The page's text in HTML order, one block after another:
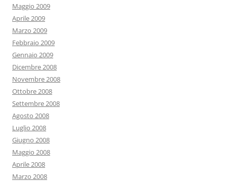
Maggio 2009
Aprile 2009
Marzo 2009
Febbraio 2009
Gennaio 2009
Dicembre 2008
Novembre 2008
Ottobre 2008
Settembre 2008
Agosto 2008
Luglio 2008
Giugno 2008
Maggio 2008
Aprile 2008
Marzo 2008